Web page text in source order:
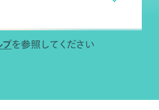
プを参照してください